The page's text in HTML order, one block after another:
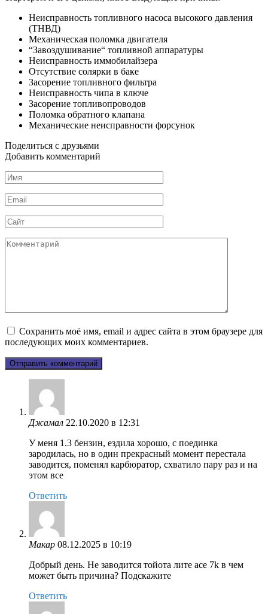
Неисправность топливного насоса высокого давления
(ТНВД)
Механическая поломка двигателя
“Завоздушивание“ топливной аппаратуры
Неисправность иммобилайзера
Отсутствие солярки в баке
Засорение топливного фильтра
Неисправность чипа в ключе
Засорение топливопроводов
Поломка обратного клапана
Механические неисправности форсунок
Поделиться с друзьями
Добавить комментарий
Имя
*
Email
*
Сайт
Комментарий
Сохранить моё имя, email и адрес сайта в этом браузере для
последующих моих комментариев.
Джамал 22.10.2020 в 12:31
У меня 1.3 бензин, ездила хорошо, с поединка
зародилась, но в один прекрасный момент перестала
заводится, поменял карбюратор, схватило пару раз и на
этом все
Ответить
Макар 08.12.2025 в 10:19
Добрый день. Не заводится тойота лите асе 7k в чем
может быть причина? Подскажите
Ответить